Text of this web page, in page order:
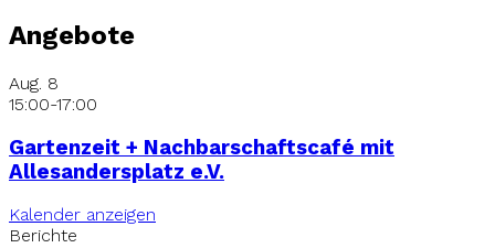
Angebote
Aug. 8
15:00-17:00
Gartenzeit + Nachbarschaftscafé mit
Allesandersplatz e.V.
Kalender anzeigen
Berichte